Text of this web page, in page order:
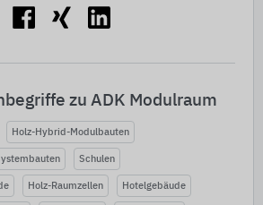
zu ADK Modulraum
Holz-Hybrid-Modulbauten
Schulen
Holz-Raumzellen Hotelgebäude